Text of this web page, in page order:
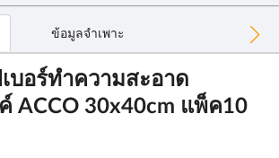
ข้อมูลจำเพาะ
บอร์ทำความสะอาด
ACCO 30x40cm แพ็ค10